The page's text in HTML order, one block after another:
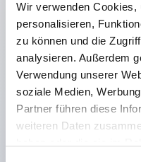
Wir verwenden Cookies,
personalisieren,
zu können und die
analysieren. Außerdem
Verwendung unserer
soziale Medien,
Partner führen diese
weiteren Daten
Schutzarten IP40
(IEC 60529)
UL- und CSA-
Normen. CCC-
Mit speziellem
Silhouette umstellbar